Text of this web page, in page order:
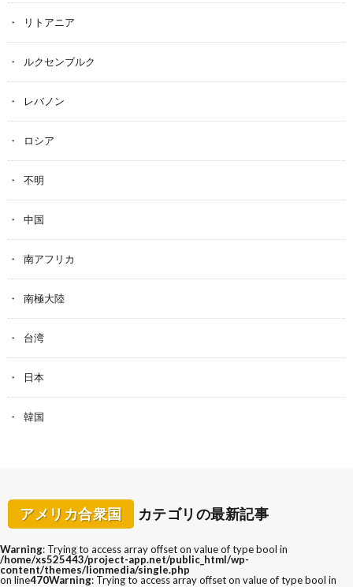
リトアニア
ルクセンブルク
レバノン
ロシア
不明
中国
南アフリカ
南極大陸
台湾
日本
韓国
アメリカ合衆国 カテゴリの最新記事
Warning: Trying to access array offset on value of type bool in
/home/xs525443/project-app.net/public_html/wp-
content/themes/lionmedia/single.php
on line470Warning: Trying to access array offset on value of type bool in